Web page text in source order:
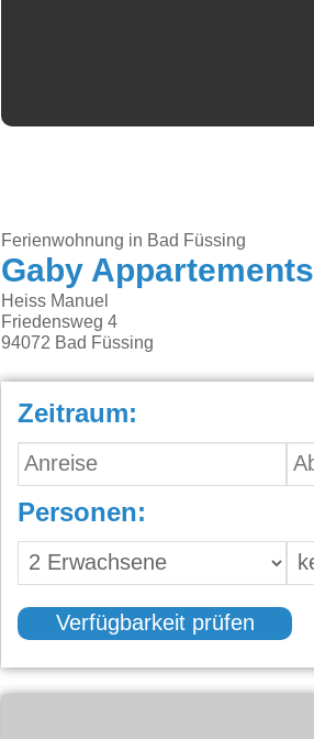
Ferienwohnung in Bad Füssing
Gaby Appartements
Heiss Manuel
Friedensweg 4
94072 Bad Füssing
Zeitraum:
Personen:
Verfügbarkeit prüfen